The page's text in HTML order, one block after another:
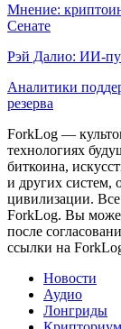
Мнение:
Сенате
Рэй Далио: ИИ-
Аналитики
резерва
ForkLog —
технологиях
биткоина,
и других систем,
цивилизации.
ForkLog. Вы
после
ссылки на
Новости
Аудио
Лонгриды